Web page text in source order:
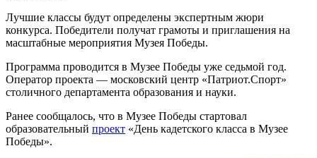
Лучшие классы будут определены экспертным жюри
конкурса. Победители получат грамоты и приглашения на
масштабные мероприятия Музея Победы.
Программа проводится в Музее Победы уже седьмой год.
Оператор проекта — московский центр «Патриот.Спорт»
столичного департамента образования и науки.
Ранее сообщалось, что в Музее Победы стартовал
образовательный проект «День кадетского класса в Музее
Победы».